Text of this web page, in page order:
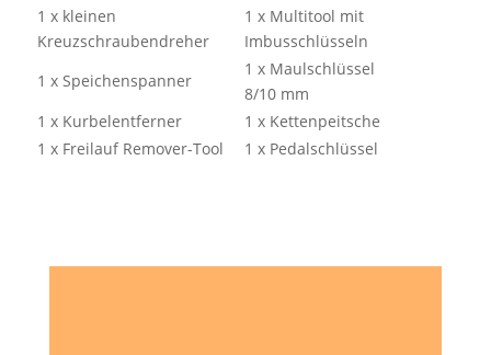
1 x kleinen
Kreuzschraubendreher
1 x Multitool mit
Imbusschlüsseln
1 x Speichenspanner
1 x Maulschlüssel
8/10 mm
1 x Kurbelentferner
1 x Kettenpeitsche
1 x Freilauf Remover-Tool
1 x Pedalschlüssel